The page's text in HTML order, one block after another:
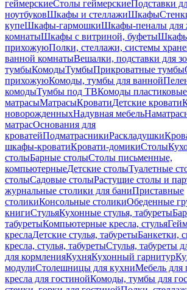
геймерскиеСтолы геймерскиеПодставки
ноутбуковШкафы и стеллажиШкафы
купеШкафы-гармошкиШкафы-пеналы для
комнатыШкафы с витриной, буфеты
прихожуюПолки, стеллажи, системы
ванной комнатыВешалки, подставки для
тумбыКомодыТумбыПрикроватные тумбы
прихожуюКомоды, тумбы для ванной
комодыТумбы под ТВКомоды пластиковые
матрасыМатрасыКроватиДетские кровати
новорожденныхНадувная мебель
матрасОснования для
кроватейПодматрасникиРаскладушки
шкафы-кроватиКровати-домикиСтолы
столыБарные столыСтолы письменные,
компьютерныеДетские столыТуалетные
столыСадовые столыРастущие столы и
журнальные столики для баниПриставные
столикиКонсольные столикиОбеденные
книгиСтульяКухонные стулья, табуреты
табуретыКомпьютерные кресла, стулья
креслаДетские стулья, табуретыБанкетки,
кресла, стулья, табуретыСтулья, табуреты
для кормленияКухняКухонный гарнитур
модулиСтолешницы для кухниМебель для
кресла для гостинойКомоды, тумбы для